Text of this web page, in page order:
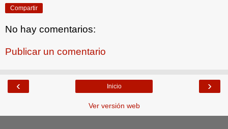
Compartir
No hay comentarios:
Publicar un comentario
‹ ›
Inicio
Ver versión web